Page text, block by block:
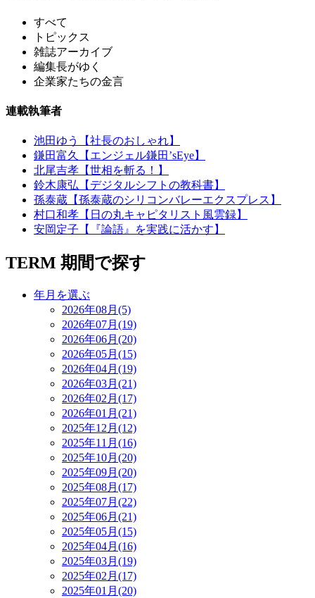
すべて
トピックス
雑誌アーカイブ
編集長がゆく
企業家たちの金言
連載執筆者
池田ゆう【社長のおしゃれ】
鎌田富久【エンジェル鎌田’sEye】
北尾吉孝【世相を斬る！】
鈴木康弘【デジタルシフトの教科書】
孫泰蔵【孫泰蔵のシリコンバレーエクスプレス】
村口和孝【日の丸キャピタリスト風雲録】
安岡定子【『論語』を実践に活かす】
TERM 期間で探す
年月を選ぶ
2026年08月(5)
2026年07月(19)
2026年06月(20)
2026年05月(15)
2026年04月(19)
2026年03月(21)
2026年02月(17)
2026年01月(21)
2025年12月(12)
2025年11月(16)
2025年10月(20)
2025年09月(20)
2025年08月(17)
2025年07月(22)
2025年06月(21)
2025年05月(15)
2025年04月(16)
2025年03月(19)
2025年02月(17)
2025年01月(20)